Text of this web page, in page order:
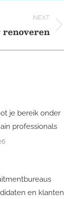
NEXT
renoveren
je bereik onder
professionals
en klanten